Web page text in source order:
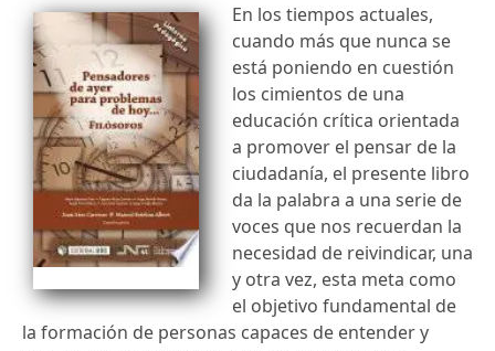
En los tiempos actuales,
cuando más que nunca se
está poniendo en cuestión
los cimientos de una
educación crítica orientada
a promover el pensar de la
ciudadanía, el presente libro
da la palabra a una serie de
voces que nos recuerdan la
necesidad de reivindicar, una
y otra vez, esta meta como
el objetivo fundamental de
la formación de personas capaces de entender y